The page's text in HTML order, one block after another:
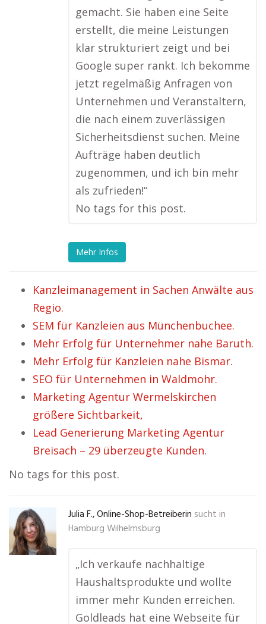
gemacht. Sie haben eine Seite
erstellt, die meine Leistungen
klar strukturiert zeigt und bei
Google super rankt. Ich bekomme
jetzt regelmäßig Anfragen von
Unternehmen und Veranstaltern,
die nach einem zuverlässigen
Sicherheitsdienst suchen. Meine
Aufträge haben deutlich
zugenommen, und ich bin mehr
als zufrieden!“
No tags for this post.
Mehr Infos
Kanzleimanagement in Sachen Anwälte aus
Regio.
SEM für Kanzleien aus Münchenbuchee.
Mehr Erfolg für Unternehmer nahe Baruth.
Mehr Erfolg für Kanzleien nahe Bismar.
SEO für Unternehmen in Waldmohr.
Marketing Agentur Wermelskirchen
größere Sichtbarkeit,
Lead Generierung Marketing Agentur
Breisach – 29 überzeugte Kunden.
No tags for this post.
Julia F., Online-Shop-Betreiberin sucht in
Hamburg Wilhelmsburg
„Ich verkaufe nachhaltige
Haushaltsprodukte und wollte
immer mehr Kunden erreichen.
Goldleads hat eine Webseite für